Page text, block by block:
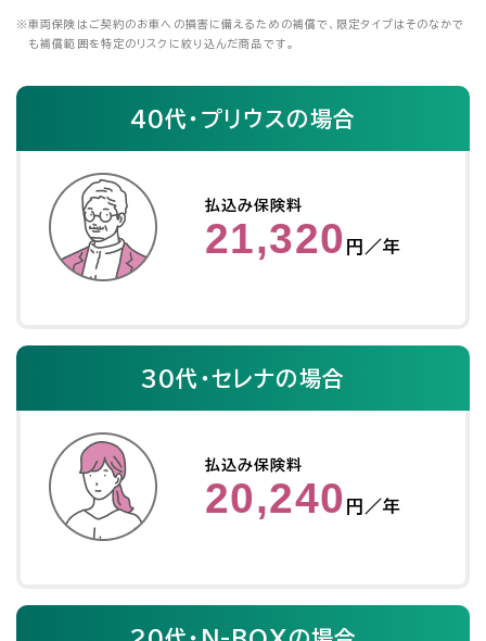
※車両保険はご契約のお車への損害に備えるための補償で、限定タイプはそのなかで
も補償範囲を特定のリスクに絞り込んだ商品です。
40代・プリウスの場合
払込み保険料
21,320 円／年
30代・セレナの場合
払込み保険料
20,240 円／年